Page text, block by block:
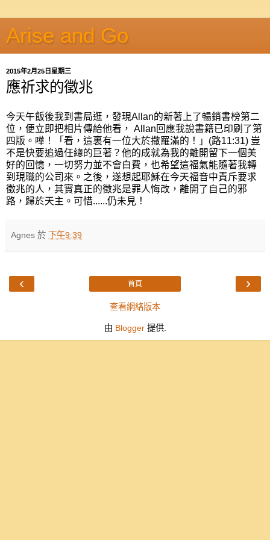
Arise and Go
2015年2月25日星期三
應祈求的徵兆
今天午飯後我到書局逛，發現Allan的新著上了暢銷書榜第二
位，便立即把相片傳給他看， Allan回應我說書籍已印刷了第
四版。嘩！「看，這裏有一位大於撒羅滿的！」(路11:31) 豈
不是快要追過任總的巨著？他的成就為我的離開留下一個美
好的回憶，一切努力並不會白費，也希望這福氣能隨著我轉
到現職的公司來。之後，遂想起耶穌在今天福音中責斥要求
徵兆的人，其實真正的徵兆是罪人悔改，離開了自己的邪
路，歸於天主。可惜......仍未見！
Agnes 於 下午9:39
‹ ›
首頁
查看網絡版本
由 Blogger提供.